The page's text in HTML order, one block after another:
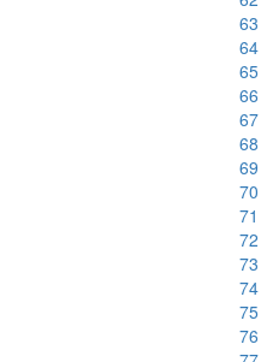
63
64
65
66
67
68
69
70
71
72
73
74
75
76